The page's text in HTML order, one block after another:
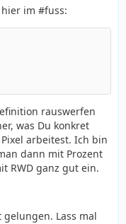
im #fuss:
rauswerfen
was Du konkret
arbeitest. Ich bin
dann mit Prozent
RWD ganz gut ein.
Lass mal